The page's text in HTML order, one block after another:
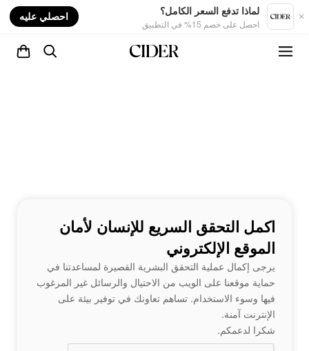
لماذا تدفع السعر الكامل؟
احصل على خصم 15% في التطبيق
احصلي عليه
اكمل التحقق السريع للإنسان لأمان
الموقع الإلكتروني
يرجى إكمال عملية التحقق البشرية القصيرة لمساعدتنا في
حماية موقعنا على الويب من الاحتيال والرسائل غير المرغوب
فيها وسوء الاستخدام. تساهم تعاونك في توفير بيئة على
الإنترنت آمنة.
شكرا لدعمكم.